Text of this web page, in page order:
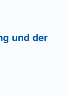
und der